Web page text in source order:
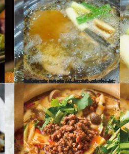
2018.10.6
荒木町に女性板前の日本料理店開店 大胆な素材使いに、即再訪を誓う
グルメ